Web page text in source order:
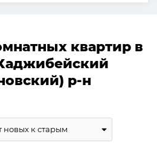
квартир в
р-н